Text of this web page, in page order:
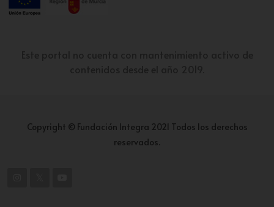
Copyright © Fundación Integra 2021 Todos los derechos
reservados.